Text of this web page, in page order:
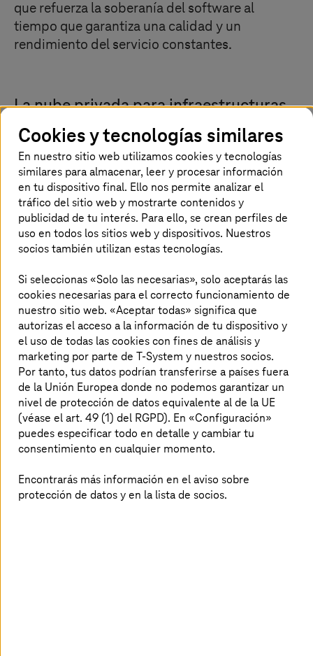
que refuerza la soberanía del software al
tiempo que garantiza una calidad y un
rendimiento del servicio constantes.
La nube privada para infraestructuras
híbridas y multinube de éxito
Tus retos
Aumento de los costos de la nube y falta de
transparencia en los costos
regulatoria y soberanía
Falta de fiabilidad en cargas de trabajo
críticas para el negocio
TI fragmentada en entornos heredados y
multinube
Nuestro enfoque
recursos estandarizados y eficientes
Soberanía fiable mediante entornos seguros y
Cookies y tecnologías similares
En nuestro sitio web utilizamos cookies y tecnologías
similares para almacenar, leer y procesar información
en tu dispositivo final. Ello nos permite analizar el
tráfico del sitio web y mostrarte contenidos y
publicidad de tu interés. Para ello, se crean perfiles de
uso en todos los sitios web y dispositivos. Nuestros
socios también utilizan estas tecnologías.
Si seleccionas «Solo las necesarias», solo aceptarás las
cookies necesarias para el correcto funcionamiento de
nuestro sitio web. «Aceptar todas» significa que
autorizas el acceso a la información de tu dispositivo y
el uso de todas las cookies con fines de análisis y
marketing por parte de T-System y nuestros socios.
Por tanto, tus datos podrían transferirse a países fuera
de la Unión Europea donde no podemos garantizar un
nivel de protección de datos equivalente al de la UE
(véase el art. 49 (1) del RGPD). En «Configuración»
puedes especificar todo en detalle y cambiar tu
consentimiento en cualquier momento.
Encontrarás más información en el aviso sobre
protección de datos y en la lista de socios.